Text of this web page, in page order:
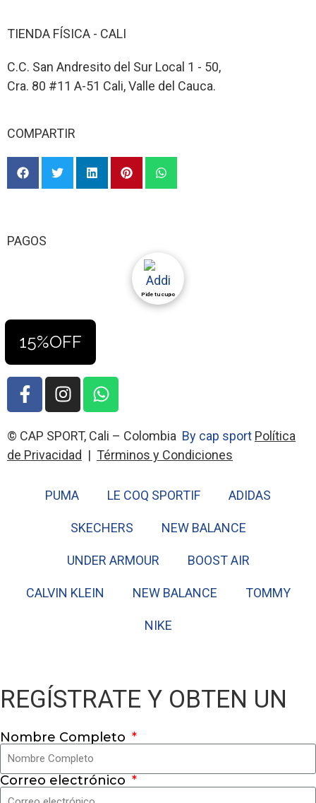
TIENDA FÍSICA - CALI
C.C. San Andresito del Sur Local 1 - 50,
Cra. 80 #11 A-51 Cali, Valle del Cauca.
COMPARTIR
PAGOS
🔒 Pago 100% seguro con Bold 💳 Visa · Mastercard · Diners
15%OFF
© CAP SPORT, Cali – Colombia By cap sport Política
de Privacidad | Términos y Condiciones
PUMA LE COQ SPORTIF ADIDAS
SKECHERS NEW BALANCE
UNDER ARMOUR BOOST AIR
CALVIN KLEIN NEW BALANCE TOMMY
NIKE
REGÍSTRATE Y OBTEN UN
Nombre Completo
Correo electrónico
Pide tu cupo